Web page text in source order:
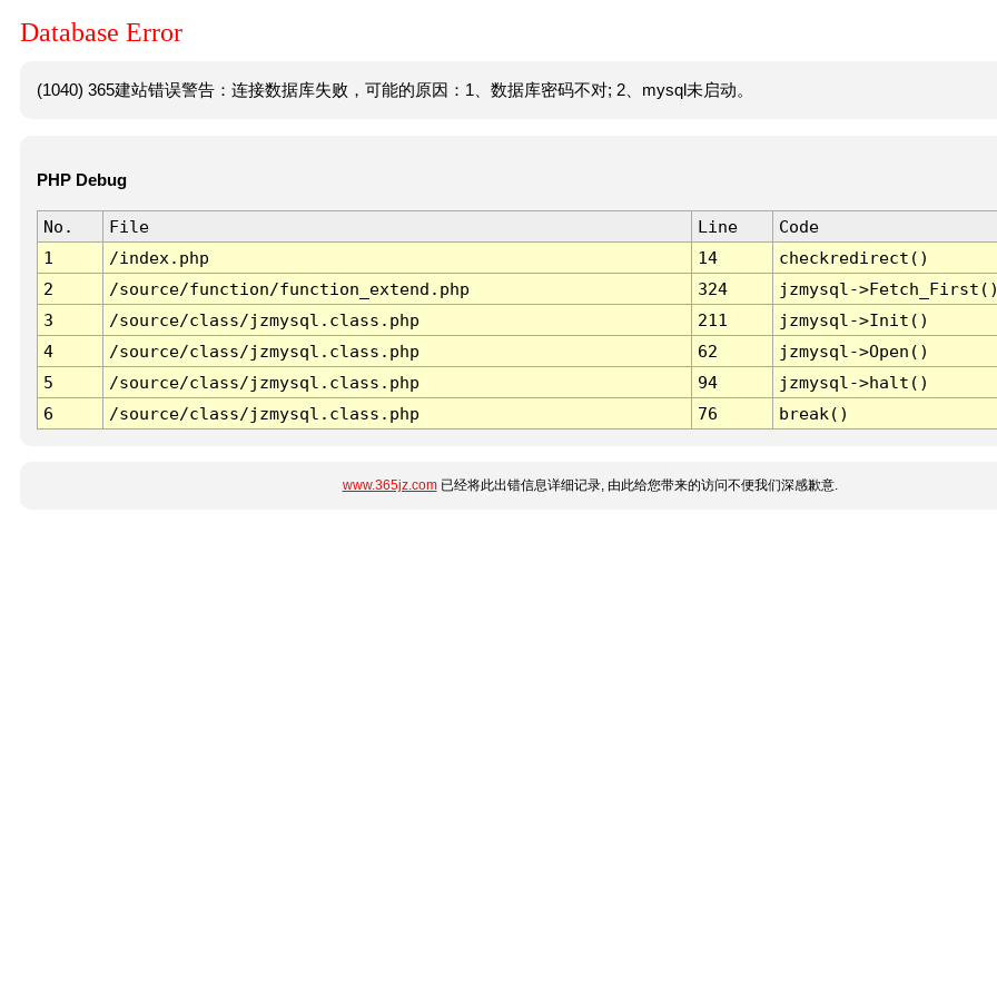
Database Error
(1040) 365建站错误警告：连接数据库失败，可能的原因：1、数据库密码不对; 2、mysql未启动。
PHP Debug
No. File Line
Code
1
/index.php 14
checkredirect()
2
/source/function/function_extend.php 324
jzmysql-
3
/source/class/jzmysql.class.php 211
jzmysql->Init()
4
/source/class/jzmysql.class.php 62
jzmysql->Open()
5
/source/class/jzmysql.class.php 94
jzmysql->halt()
6
/source/class/jzmysql.class.php 76 break()
www.365jz.com已经将此出错信息详细记录, 由此给您带来的访问不便我们深感歉意.